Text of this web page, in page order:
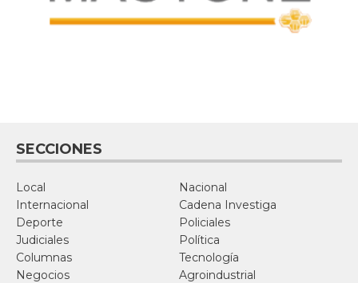
SECCIONES
Local
Nacional
Internacional
Cadena Investiga
Deporte
Policiales
Judiciales
Política
Columnas
Tecnología
Negocios
Agroindustrial